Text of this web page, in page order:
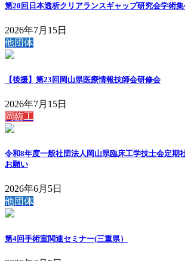
第20回日本透析クリアランスギャップ研究会学術
2026年7月15日
他団体
【後援】第23回岡山県医療情報技師会研修会
2026年7月15日
岡臨工
令和8年度一般社団法人岡山県臨床工学技士会定期
お願い
2026年6月5日
他団体
第4回手術室関連セミナー(三重県）